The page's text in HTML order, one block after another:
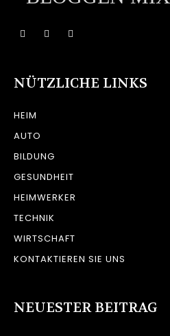
NÜTZLICHE LINKS
HEIM
AUTO
BILDUNG
GESUNDHEIT
HEIMWERKER
TECHNIK
WIRTSCHAFT
KONTAKTIEREN SIE UNS
NEUESTER BEITRAG